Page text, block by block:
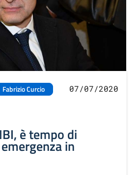
Fabrizio Curcio
07/07/2020
è tempo di
in